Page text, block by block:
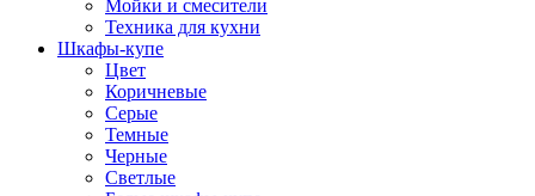
Мойки и смесители
Техника для кухни
Шкафы-купе
Цвет
Коричневые
Серые
Темные
Черные
Светлые